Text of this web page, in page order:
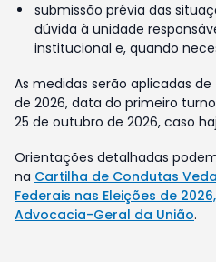
submissão prévia das
dúvida à unidade
institucional e, quando
As medidas serão aplicadas
de 2026, data do primeiro
25 de outubro de 2026, caso
Orientações detalhadas
na Cartilha de Condutas
Federais nas Eleições de
Advocacia-Geral da União.